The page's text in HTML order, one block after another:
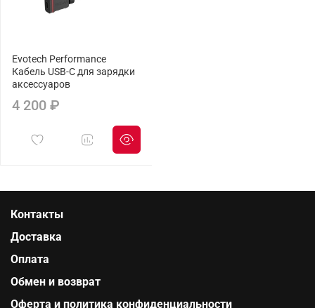
Evotech Performance
Кабель USB-C для зарядки
аксессуаров
4 200 ₽
Контакты
Доставка
Оплата
Обмен и возврат
Оферта и политика конфиденциальности